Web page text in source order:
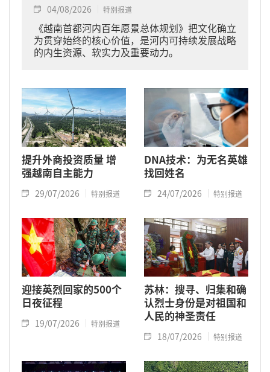
04/08/2026 特别报道
《越南首都河内百年愿景总体规划》把文化确立
为贯穿始终的核心价值，是河内可持续发展战略
的内生资源、软实力及重要动力。
提升外商投资质量 增
强越南自主能力
29/07/2026 特别报道
DNA技术：为无名英雄
找回姓名
24/07/2026 特别报道
迎接英烈回家的500个
日夜征程
19/07/2026 特别报道
苏林：搜寻、归集和确
认烈士身份是对祖国和
人民的神圣责任
18/07/2026 特别报道